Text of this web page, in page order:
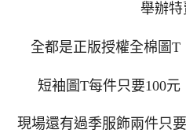
舉辦特
全都是正版授權全棉圖
短袖圖T每件只要100元
現場還有過季服飾兩件只